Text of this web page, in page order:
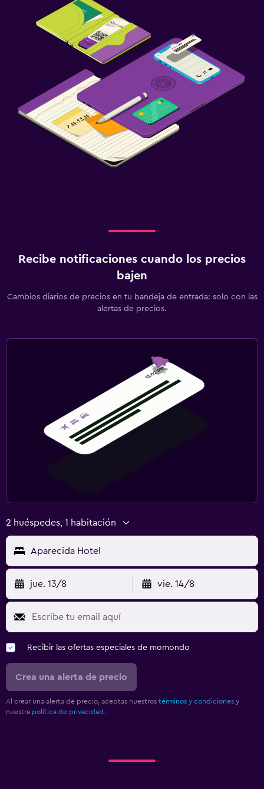
Recibe notificaciones cuando los precios
bajen
Cambios diarios de precios en tu bandeja de entrada: solo con las
alertas de precios.
2 huéspedes, 1 habitación
Aparecida Hotel
jue. 13/8 vie. 14/8
Recibir las ofertas especiales de momondo
Crea una alerta de precio
Al crear una alerta de precio, aceptas nuestros términos y condiciones y
nuestra política de privacidad.